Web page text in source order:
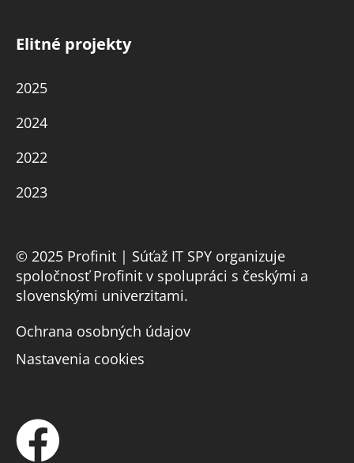
Elitné projekty
2025
2024
2022
2023
© 2025 Profinit | Súťaž IT SPY organizuje
spoločnosť Profinit v spolupráci s českými a
slovenskými univerzitami.
Ochrana osobných údajov
Nastavenia cookies